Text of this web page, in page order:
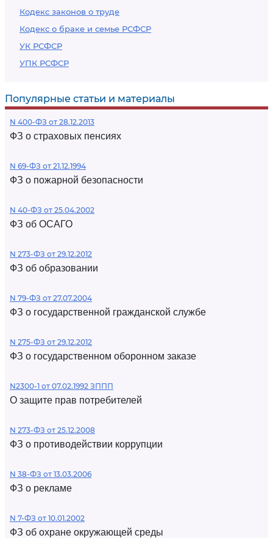
Кодекс законов о труде
Кодекс о браке и семье РСФСР
УК РСФСР
УПК РСФСР
Популярные статьи и материалы
N 400-ФЗ от 28.12.2013
ФЗ о страховых пенсиях
N 69-ФЗ от 21.12.1994
ФЗ о пожарной безопасности
N 40-ФЗ от 25.04.2002
ФЗ об ОСАГО
N 273-ФЗ от 29.12.2012
ФЗ об образовании
N 79-ФЗ от 27.07.2004
ФЗ о государственной гражданской службе
N 275-ФЗ от 29.12.2012
ФЗ о государственном оборонном заказе
N2300-1 от 07.02.1992 ЗППП
О защите прав потребителей
N 273-ФЗ от 25.12.2008
ФЗ о противодействии коррупции
N 38-ФЗ от 13.03.2006
ФЗ о рекламе
N 7-ФЗ от 10.01.2002
ФЗ об охране окружающей среды